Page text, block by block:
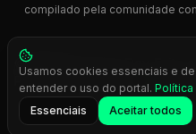
compilado pela comunidade
© 2026 Dicionário Dev. Feito
Protheus.
Press Ctrl+K
Usamos cookies essenciais e
entender o uso do portal. Política
Essenciais
Aceitar todos